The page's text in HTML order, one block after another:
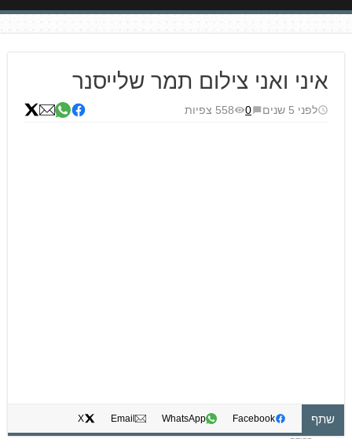
איני ואני צילום תמר שלייסנר
לפני 5 שנים 0 558 צפיות
שתף Facebook
WhatsApp
Email
X